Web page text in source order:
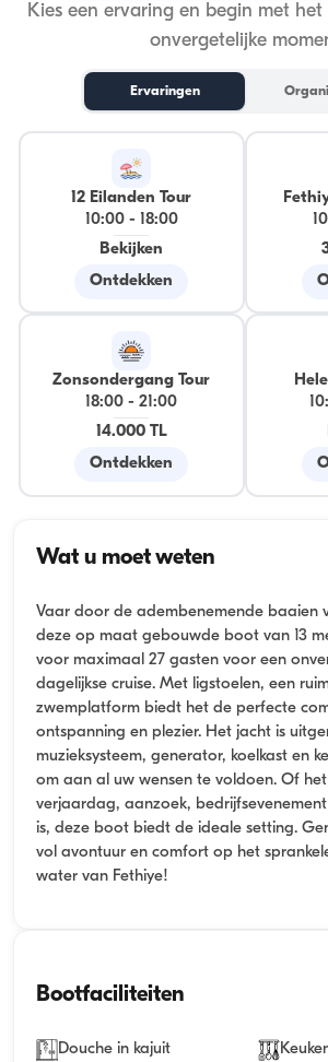
Kies een ervaring en begin met
onvergetelijke
Ervaringen
12 Eilanden Tour
10:00-
18:00
Bekijken
Ontdekken
Zonsondergang Tour
18:00 -21:00
14.000 TL
Ontdekken
Wat u moet weten
Vaar door de adembenemende baaien
deze op maat gebouwde boot van 13
voor maximaal 27 gasten voor een
dagelijkse cruise. Met ligstoelen, een
zwemplatform biedt het de perfecte
ontspanning en plezier. Het jacht is
muzieksysteem, generator, koelkast en
om aan al uw wensen te voldoen. Of
verjaardag, aanzoek,
is, deze boot biedt de ideale setting.
vol avontuur en comfort op het
water van Fethiye!
Bootfaciliteiten
Douche in kajuit